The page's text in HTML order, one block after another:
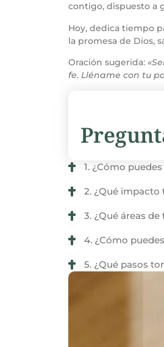
contigo, dispuesto a
Hoy, dedica tiempo
la promesa de Dios,
Oración sugerida:
fe. Lléname con tu
1. ¿Cómo
2. ¿Qué impacto
3. ¿Qué áreas
4. ¿Cómo
5. ¿Qué pasos